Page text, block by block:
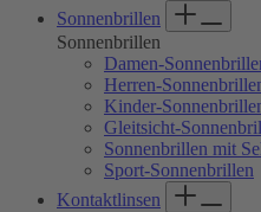
help
Sonnenbrillen
Sonnenbrillen
Damen-
Herren-
Kinder-
Gleitsicht-
Sonnenbrillen mit
Sport-Sonnenbrillen
Kontaktlinsen